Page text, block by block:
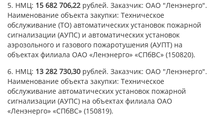
5. НМЦ: 15 682 706,22 рублей. Заказчик: ОАО "Ленэнерго".
Наименование объекта закупки: Техническое
обслуживание (ТО) автоматических установок пожарной
сигнализации (АУПС) и автоматических установок
аэрозольного и газового пожаротушения (АУПТ) на
объектах филиала ОАО «Ленэнерго» «СПбВС» (150820).
6. НМЦ: 13 282 730,30 рублей. Заказчик: ОАО "Ленэнерго".
Наименование объекта закупки: Техническое
обслуживание автоматических установок пожарной
сигнализации (АУПС) на объектах филиала ОАО
«Ленэнерго» «СПбВС» (150819).